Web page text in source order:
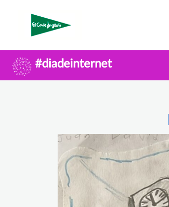
#diadeinternet